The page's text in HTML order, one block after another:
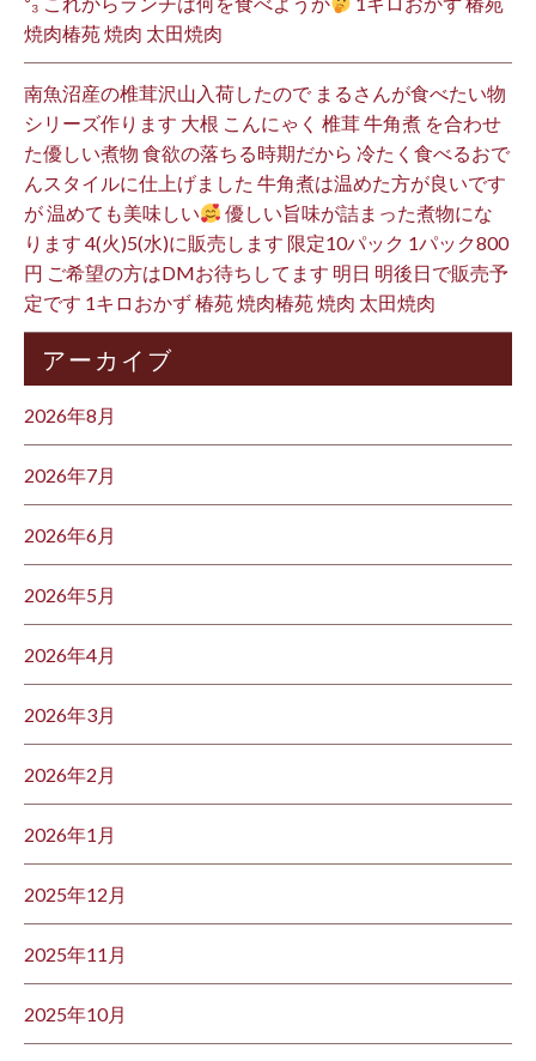
焼肉椿苑 焼肉 太田焼肉
南魚沼産の椎茸沢山入荷したので まるさんが食べたい物
シリーズ作ります 大根 こんにゃく 椎茸 牛角煮 を合わせ
た優しい煮物 食欲の落ちる時期だから 冷たく食べるおで
んスタイルに仕上げました 牛角煮は温めた方が良いです
が 温めても美味しい
優しい旨味が詰まった煮物にな
ります 4(火)5(水)に販売します 限定10パック 1パック800
円 ご希望の方はDMお待ちしてます 明日 明後日で販売予
定です 1キロおかず 椿苑 焼肉椿苑 焼肉 太田焼肉
アーカイブ
2026年8月
2026年7月
2026年6月
2026年5月
2026年4月
2026年3月
2026年2月
2026年1月
2025年12月
2025年11月
2025年10月